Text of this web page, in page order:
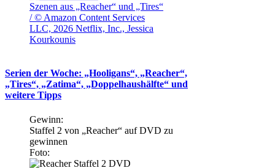
Szenen aus „Reacher“ und „Tires“
/ © Amazon Content Services
LLC, 2026 Netflix, Inc., Jessica
Kourkounis
Serien der Woche: „Hooligans“, „Reacher“,
„Tires“, „Zatima“, „Doppelhaushälfte“ und
weitere Tipps
Gewinn:
Staffel 2 von „Reacher“ auf DVD zu
gewinnen
Foto: